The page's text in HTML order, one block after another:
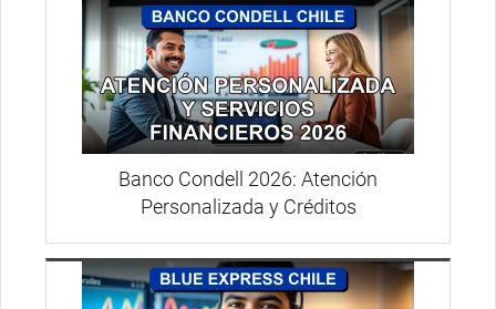
Banco Condell 2026: Atención
Personalizada y Créditos